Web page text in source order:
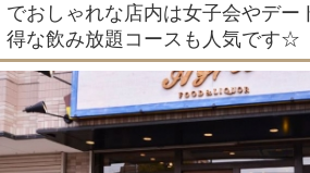
でおしゃれな店内は女子会やデー
得な飲み放題コースも人気です☆